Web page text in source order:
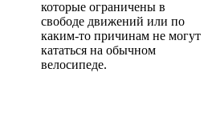
которые ограничены в
свободе движений или по
каким-то причинам не могут
кататься на обычном
велосипеде.